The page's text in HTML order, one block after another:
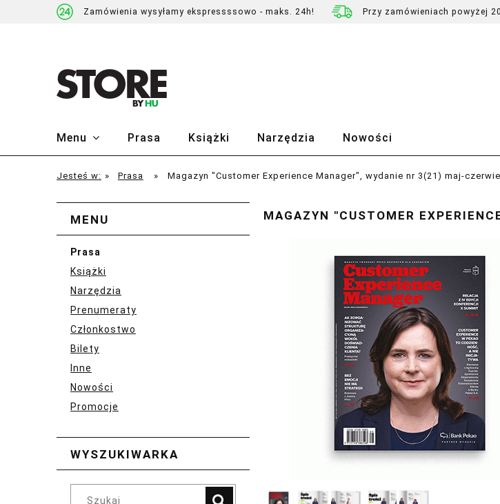
Zamówienia wysyłamy ekspressssowo - maks. 24h! Przy zamówieniach powyżej
Menu Prasa Książki Narzędzia Nowości
Jesteś w: » Prasa » Magazyn "Customer Experience Manager", wydanie nr 3(21) maj-
MENU
Prasa
Książki
Narzędzia
Prenumeraty
Członkostwo
Bilety
Inne
Nowości
Promocje
WYSZUKIWARKA
MAGAZYN "CUSTOMER